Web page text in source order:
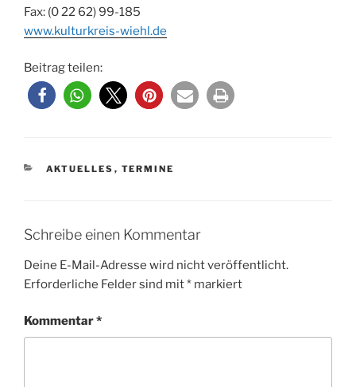
Fax: (0 22 62) 99-185
www.kulturkreis-wiehl.de
Beitrag teilen:
KATEGORIEN
AKTUELLES , TERMINE
Schreibe einen Kommentar
Deine E-Mail-Adresse wird nicht veröffentlicht.
Erforderliche Felder sind mit* markiert
Kommentar*